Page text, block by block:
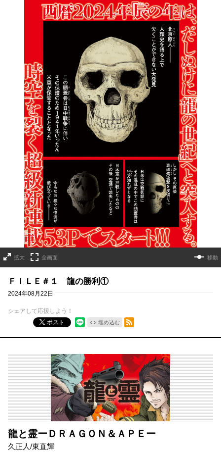
拡大 全画面 移動
ＦＩＬＥ＃１ 龍の勝利①
2024年08月22日
シェアして応援しよう！
ポスト
埋め込む
RSSフィード
龍と霊ーＤＲＡＧＯＮ＆ＡＰＥー
久正人/東直輝